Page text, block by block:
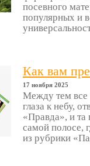
посевного
популярных и
Как вам
17 ноября 2025
Между тем все
глаза к небу,
«Правда», и та
самой полосе,
из рубрики